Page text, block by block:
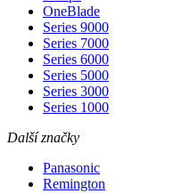
OneBlade
Series 9000
Series 7000
Series 6000
Series 5000
Series 3000
Series 1000
Další značky
Panasonic
Remington